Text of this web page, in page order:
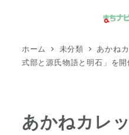
ホーム 未分類
あかね
式部と源氏物語と明石」を開
あかねカレ